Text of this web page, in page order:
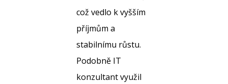
což vedlo k vyšším
příjmům a
stabilnímu růstu.
Podobně IT
konzultant využil